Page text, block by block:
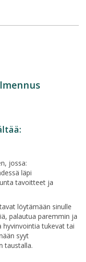
jossa:
läpi
tavoitteet ja
löytämään sinulle
palautua paremmin ja
tukevat tai
syyt
taustalla.